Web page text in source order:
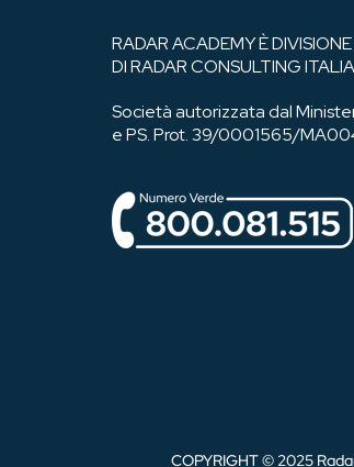
RADAR ACADEMY È DIVISIONE
DI RADAR CONSULTING
Società autorizzata dal
e PS. Prot. 39/0001565/
COPYRIGHT © 2025